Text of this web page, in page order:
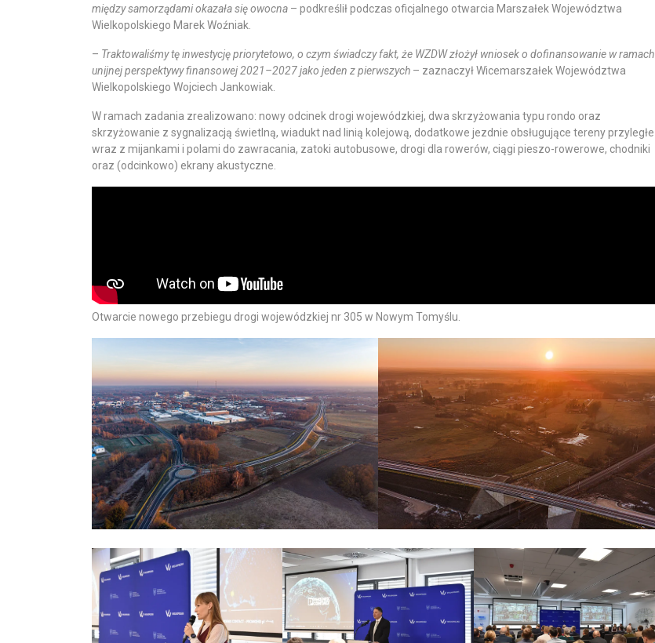
między samorządami okazała się owocna – podkreślił podczas oficjalnego otwarcia Marszałek Województwa
Wielkopolskiego Marek Woźniak.
– Traktowaliśmy tę inwestycję priorytetowo, o czym świadczy fakt, że WZDW złożył wniosek o dofinansowanie w ramach
unijnej perspektywy finansowej 2021–2027 jako jeden z pierwszych – zaznaczył Wicemarszałek Województwa
Wielkopolskiego Wojciech Jankowiak.
W ramach zadania zrealizowano: nowy odcinek drogi wojewódzkiej, dwa skrzyżowania typu rondo oraz
skrzyżowanie z sygnalizacją świetlną, wiadukt nad linią kolejową, dodatkowe jezdnie obsługujące tereny przyległe
wraz z mijankami i polami do zawracania, zatoki autobusowe, drogi dla rowerów, ciągi pieszo-rowerowe, chodniki
oraz (odcinkowo) ekrany akustyczne.
Otwarcie nowego przebiegu drogi wojewódzkiej nr 305 w Nowym Tomyślu.